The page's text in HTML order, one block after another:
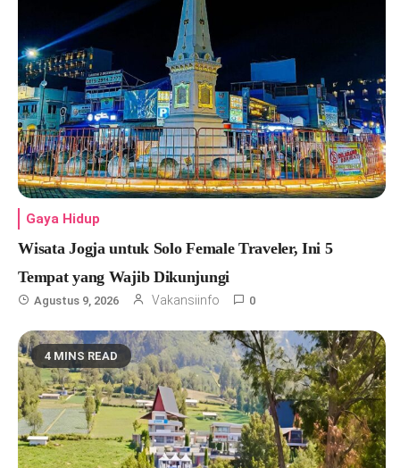
Gaya Hidup
Wisata Jogja untuk Solo Female Traveler, Ini 5
Tempat yang Wajib Dikunjungi
Agustus 9, 2026 Vakansiinfo 0
4 MINS READ